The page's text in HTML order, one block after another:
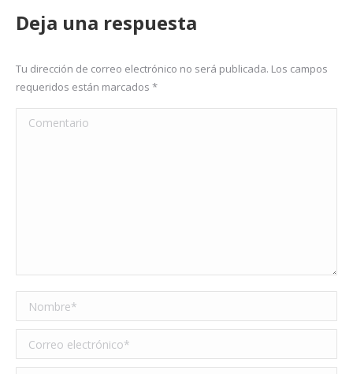
Deja una respuesta
Tu dirección de correo electrónico no será publicada. Los campos
requeridos están marcados *
Comentario
Nombre *
Correo electrónico *